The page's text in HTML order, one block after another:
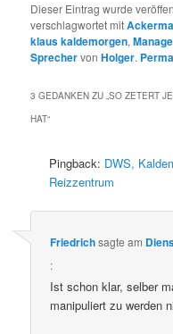
Dieser Eintrag wurde
verschlagwortet mit
klaus kaldemorgen,
SprechervonHolger.
3 GEDANKEN ZU „SO ZETERT
HAT“
Pingback: DWS,
Reizzentrum
Friedrichsagte am
:
Ist schon klar, selber
manipuliert zu werden